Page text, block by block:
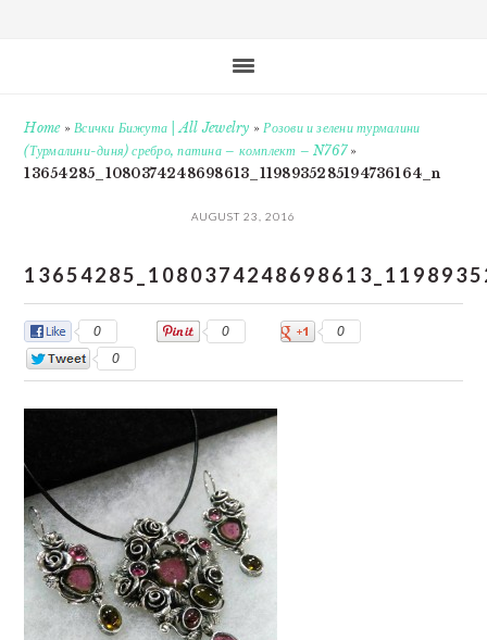
Home»Всички Бижута | All Jewelry »Розови и зелени турмалини
(Турмалини-диня) сребро, патина – комплект – N767»
13654285_1080374248698613_1198935285194736164_n
AUGUST 23, 2016
0 0
0
0